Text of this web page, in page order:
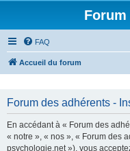
FAQ
Accueil du forum
Forum des adhérents -
En accédant à « Forum des
« notre », « nos », « Forum des
psychologie.net »), vous